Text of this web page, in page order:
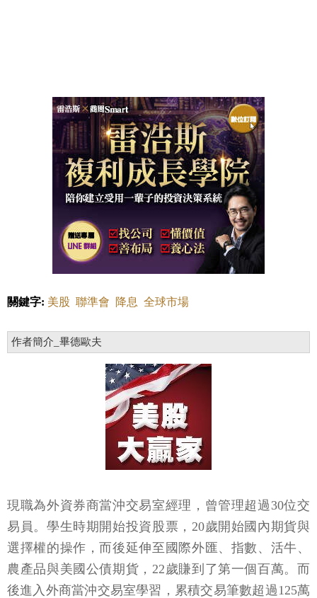
關鍵字: 美股 聯準會 降息 全球市場
作者簡介_畢德歐夫
現職為外資券商當沖交易室經理，曾管理超過30位交
易員。學生時期開始投資股票，20歲開始國內期貨與
選擇權的操作，而後延伸至國際外匯、指數、活牛、
農產品與美國公債期貨，22歲賺到了第一個百萬。而
後進入外商當沖交易室學習，累積交易筆數超過125萬